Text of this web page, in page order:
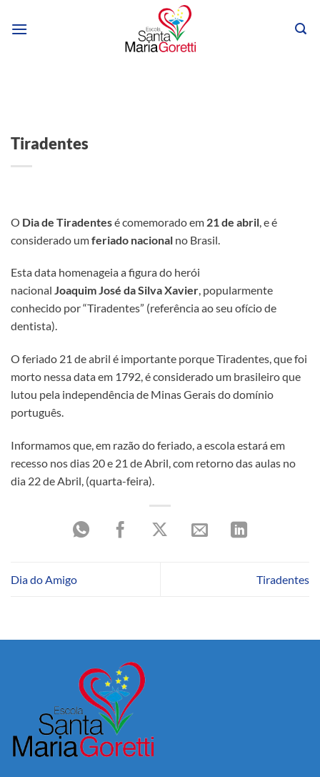
Tiradentes
O Dia de Tiradentesé comemorado em 21 de abril , e é
considerado umferiado nacional no Brasil.
Esta data homenageia a figura do herói
nacional JoaquimJosé da Silva Xavier, popularmente
conhecido por “Tiradentes” (referência ao seu ofício de
dentista).
O feriado 21 de abril é importante porque Tiradentes, que foi
morto nessa data em 1792, é considerado um brasileiro que
lutou pela independência de Minas Gerais do domínio
português.
Informamos que, em razão do feriado, a escola estará em
recesso nos dias 20 e 21 de Abril, com retorno das aulas no
dia 22 de Abril, (quarta-feira).
Dia do Amigo Tiradentes